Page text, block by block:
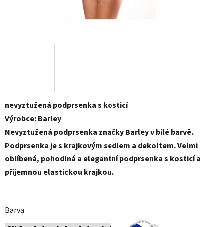
nevyztužená podprsenka s kosticí
Výrobce: Barley
Nevyztužená podprsenka značky Barley v bílé barvě.
Podprsenka je s krajkovým sedlem a dekoltem. Velmi
oblíbená, pohodlná a elegantní podprsenka s kosticí a
příjemnou elastickou krajkou.
Barva